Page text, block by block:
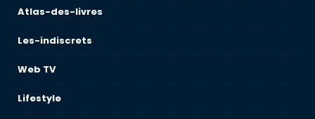
Atlas-des-livres
Les-indiscrets
Web TV
Lifestyle